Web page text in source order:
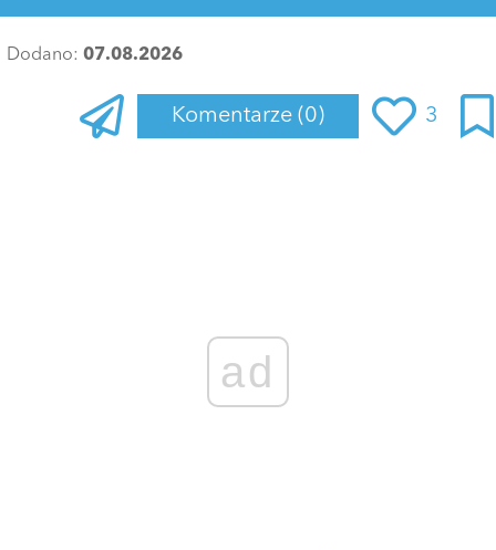
Dodano: 07.08.2026
Komentarze (0) 3
ad